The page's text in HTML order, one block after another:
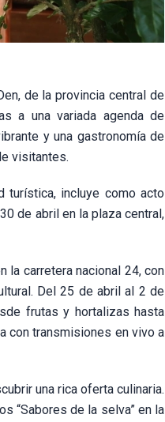
de la provincia central de
a una variada agenda de
y una gastronomía de
visitantes.
turística, incluye como acto
de abril en la plaza central,
carretera nacional 24, con
Del 25 de abril al 2 de
frutas y hortalizas hasta
con transmisiones en vivo a
una rica oferta culinaria.
“Sabores de la selva” en la